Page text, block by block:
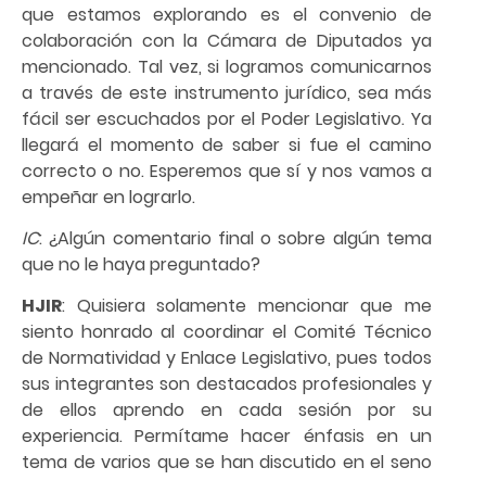
que estamos explorando es el convenio de
colaboración con la Cámara de Diputados ya
mencionado. Tal vez, si logramos comunicarnos
a través de este instrumento jurídico, sea más
fácil ser escuchados por el Poder Legislativo. Ya
llegará el momento de saber si fue el camino
correcto o no. Esperemos que sí y nos vamos a
empeñar en lograrlo.
IC: ¿Algún comentario final o sobre algún tema
que no le haya preguntado?
HJIR: Quisiera solamente mencionar que me
siento honrado al coordinar el Comité Técnico
de Normatividad y Enlace Legislativo, pues todos
sus integrantes son destacados profesionales y
de ellos aprendo en cada sesión por su
experiencia. Permítame hacer énfasis en un
tema de varios que se han discutido en el seno